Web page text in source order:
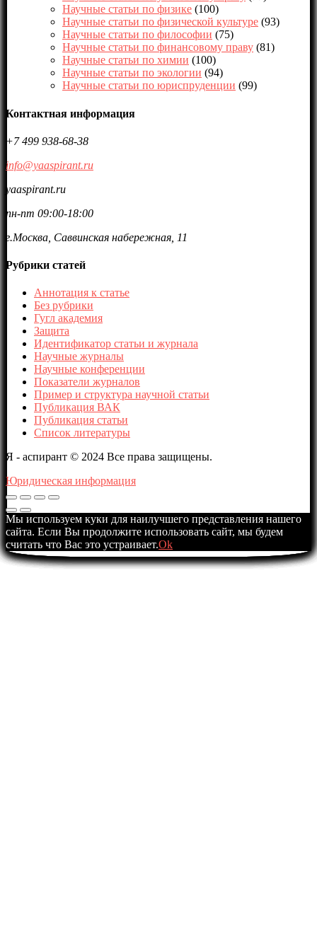
Научные статьи по физике (100)
Научные статьи по физической культуре (93)
Научные статьи по философии (75)
Научные статьи по финансовому праву (81)
Научные статьи по химии (100)
Научные статьи по экологии (94)
Научные статьи по юриспруденции (99)
Контактная информация
+7 499 938-68-38
info@yaaspirant.ru
yaaspirant.ru
пн-пт 09:00-18:00
г.Москва, Саввинская набережная, 11
Рубрики статей
Аннотация к статье
Без рубрики
Гугл академия
Защита
Идентификатор статьи и журнала
Научные журналы
Научные конференции
Показатели журналов
Пример и структура научной статьи
Публикация ВАК
Публикация статьи
Список литературы
Я - аспирант © 2024 Все права защищены.
Юридическая информация
Мы используем куки для наилучшего представления нашего
сайта. Если Вы продолжите использовать сайт, мы будем
считать что Вас это устраивает.Ok